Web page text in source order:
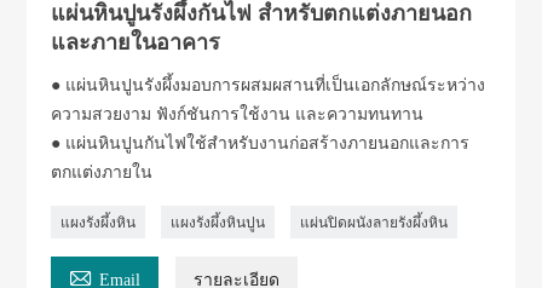
แผ่นหินปูนรังผึ้งกันไฟ สำหรับตกแต่งภายนอก
และภายในอาคาร
● แผ่นหินปูนรังผึ้งมอบการผสมผสานที่เป็นเอกลักษณ์ระหว่าง
ความสวยงาม ฟังก์ชันการใช้งาน และความทนทาน
● แผ่นหินปูนกันไฟใช้สำหรับงานก่อสร้างภายนอกและการ
ตกแต่งภายใน
แผงรังผึ้งหิน แผงรังผึ้งหินปูน แผ่นปิดผนังลายรังผึ้งหิน
 Email รายละเอียด